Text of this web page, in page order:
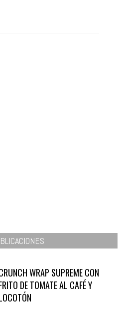
WRAP SUPREME CON
DE TOMATE AL CAFÉ Y